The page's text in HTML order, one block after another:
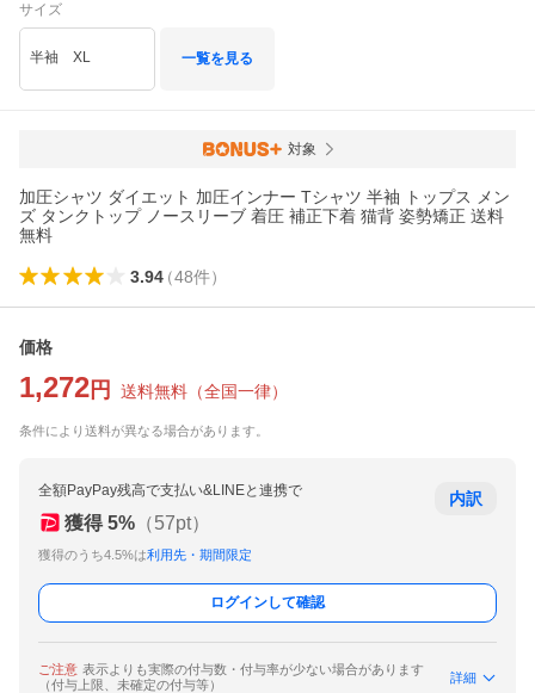
サイズ
半袖 XL 一覧を見る
対象
加圧シャツ ダイエット 加圧インナー Tシャツ 半袖 トップス メン
ズ タンクトップ ノースリーブ 着圧 補正下着 猫背 姿勢矯正 送料
無料
3.94（48件）
価格
1,272 円 送料無料 （全国一律）
条件により送料が異なる場合があります。
全額PayPay残高で支払い&LINEと連携で
獲得 5% （57pt）
獲得のうち4.5%は利用先・期間限定
内訳
ログインして確認
ご注意 表示よりも実際の付与数・付与率が少ない場合があります
（付与上限、未確定の付与等）
詳細